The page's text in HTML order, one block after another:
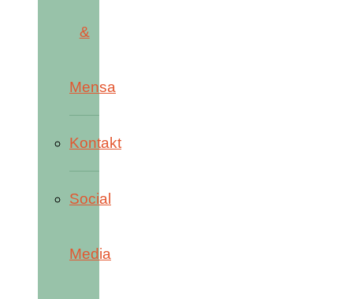
&
Mensa
Kontakt
Social
Media